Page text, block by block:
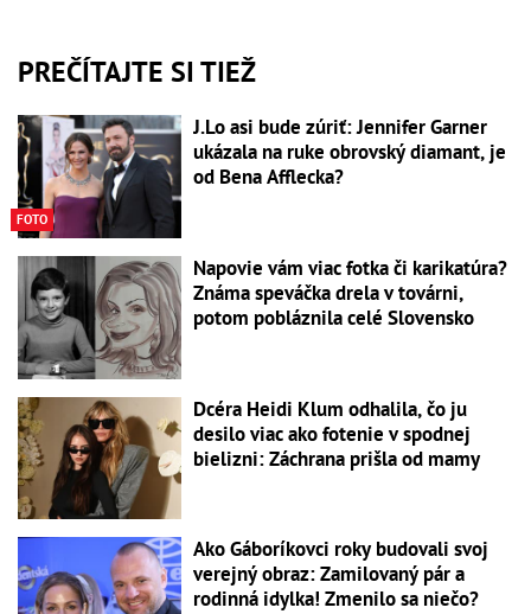
PREČÍTAJTE SI TIEŽ
FOTO
J.Lo asi bude zúriť: Jennifer Garner
ukázala na ruke obrovský diamant, je
od Bena Afflecka?
Napovie vám viac fotka či karikatúra?
Známa speváčka drela v továrni,
potom pobláznila celé Slovensko
Dcéra Heidi Klum odhalila, čo ju
desilo viac ako fotenie v spodnej
bielizni: Záchrana prišla od mamy
Ako Gáboríkovci roky budovali svoj
verejný obraz: Zamilovaný pár a
rodinná idylka! Zmenilo sa niečo?